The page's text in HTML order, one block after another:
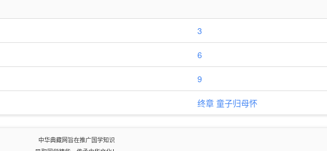
3
6
9
终章 童子归母怀
中华典藏网旨在推广国学知识